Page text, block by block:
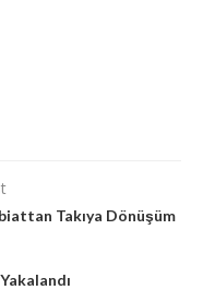
Takıya Dönüşüm